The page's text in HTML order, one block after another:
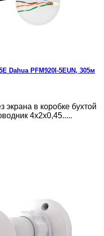
Dahua PFM920I-5EUN, 305м
экрана в коробке бухтой
4х2х0,45.....